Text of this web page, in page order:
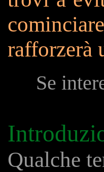
rafforzerà
Se
Qualche